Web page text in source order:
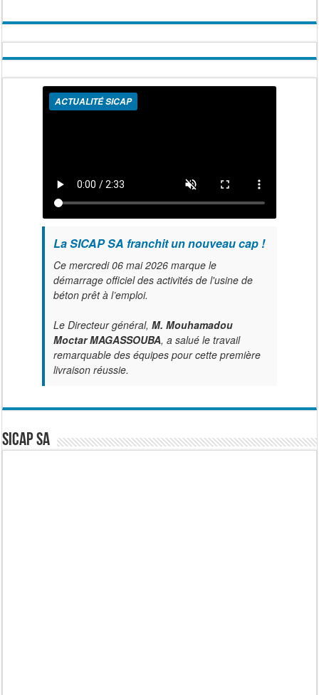
ACTUALITÉ SICAP
La SICAP SA franchit un nouveau cap !
Ce mercredi 06 mai 2026 marque le
démarrage officiel des activités de l'usine de
béton prêt à l’emploi.
Le Directeur général, M. Mouhamadou
Moctar MAGASSOUBA, a salué le travail
remarquable des équipes pour cette première
livraison réussie.
SICAP SA